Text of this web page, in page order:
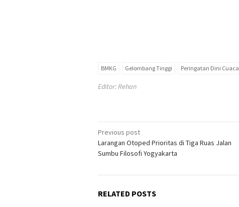
BMKG Gelombang Tinggi Peringatan Dini Cuaca
Editor: Rehan
Post
navigation
Previous post
Larangan Otoped Prioritas di Tiga Ruas Jalan
Sumbu Filosofi Yogyakarta
RELATED POSTS